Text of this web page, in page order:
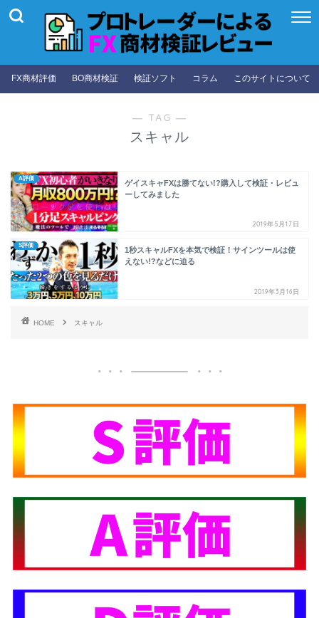
FX商材評価 BO商材検証 検証ソフト コラム このサイトについて
― TAG ―
スキャル
A評価
ゲイスキャFXは勝てない!?購入して検証・レビュ
ーしてみました
2019年5月17日
S評価
1秒スキャルFXを本気で検証！サインツールは使
えない!?などに迫る
2019年3月16日
HOME スキャル